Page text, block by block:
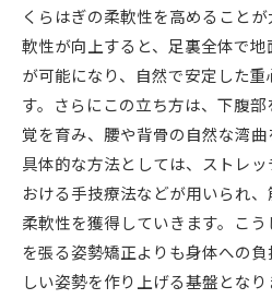
くらはぎの柔軟性を高めること
軟性が向上すると、足裏全体で
が可能になり、自然で安定した
す。さらにこの立ち方は、下腹
覚を育み、腰や背骨の自然な湾曲
具体的な方法としては、ストレ
おける手技療法などが用いられ
柔軟性を獲得していきます。こ
を張る姿勢矯正よりも身体への
しい姿勢を作り上げる基盤となり